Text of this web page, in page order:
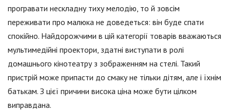
програвати нескладну тиху мелодію, то й зовсім
переживати про малюка не доведеться: він буде спати
спокійно. Найдорожчими в цій категорії товарів вважаються
мультимедійні проектори, здатні виступати в ролі
домашнього кінотеатру з зображенням на стелі. Такий
пристрій може припасти до смаку не тільки дітям, але і їхнім
батькам. З цієї причини висока ціна може бути цілком
виправдана.